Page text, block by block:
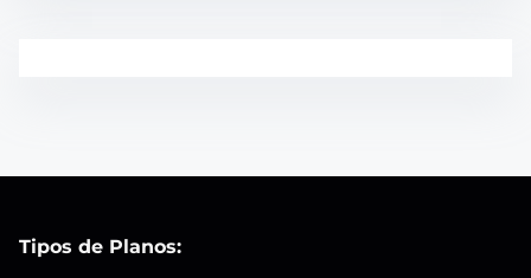
Tipos de Planos: